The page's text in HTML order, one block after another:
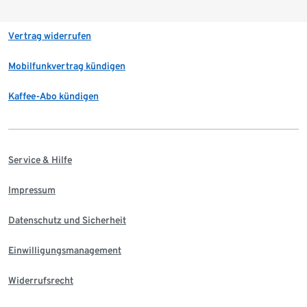
Vertrag widerrufen
Mobilfunkvertrag kündigen
Kaffee-Abo kündigen
Service & Hilfe
Impressum
Datenschutz und Sicherheit
Einwilligungsmanagement
Widerrufsrecht